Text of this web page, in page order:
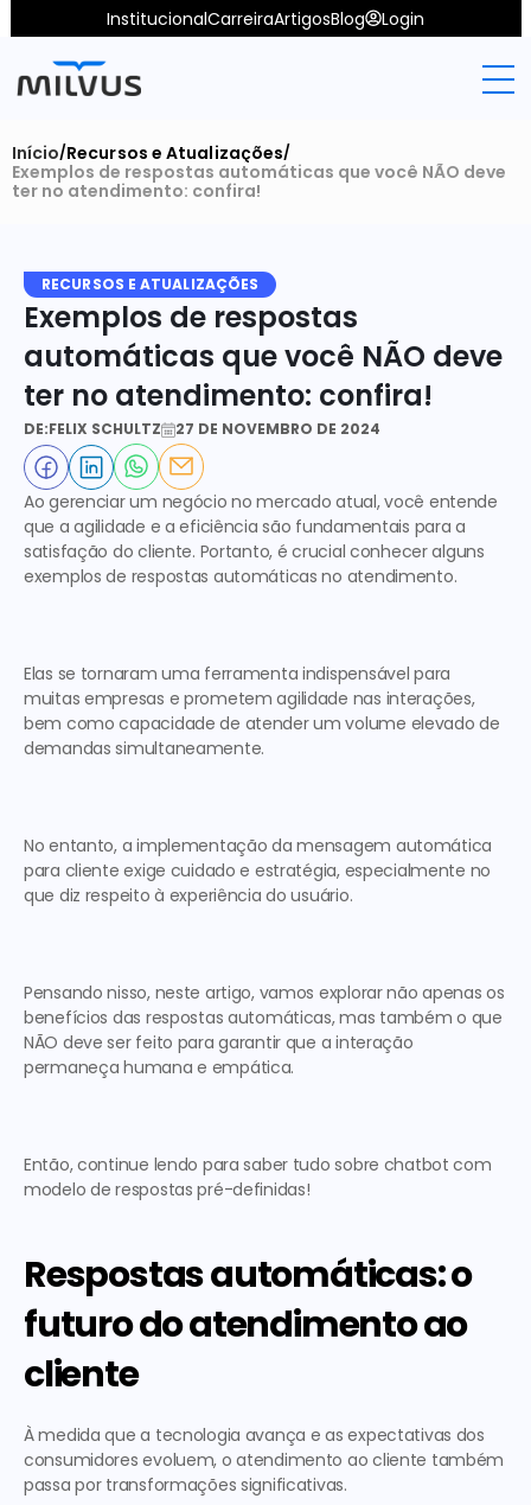
InstitucionalCarreiraArtigosBlog Login
Início/Recursos e Atualizações/
Exemplos de respostas automáticas que você NÃO deve
ter no atendimento: confira!
RECURSOS E ATUALIZAÇÕES
Exemplos de respostas
automáticas que você NÃO deve
ter no atendimento: confira!
DE:FELIX SCHULTZ 27 DE NOVEMBRO DE 2024
Ao gerenciar um negócio no mercado atual, você entende
que a agilidade e a eficiência são fundamentais para a
exemplos de respostas automáticas no atendimento.
Elas se tornaram uma ferramenta indispensável para
muitas empresas e prometem agilidade nas interações,
bem como capacidade de atender um volume elevado de
demandas simultaneamente.
No entanto, a implementação da mensagem automática
para cliente exige cuidado e estratégia, especialmente no
que diz respeito à experiência do usuário.
Pensando nisso, neste artigo, vamos explorar não apenas os
NÃO deve ser feito para garantir que a interação
permaneça humana e empática.
Então, continue lendo para saber tudo sobre chatbot com
modelo de respostas pré-definidas!
Respostas automáticas: o
futuro do atendimento ao
cliente
À medida que a tecnologia avança e as expectativas dos
consumidores evoluem, o atendimento ao cliente também
passa por transformações significativas.